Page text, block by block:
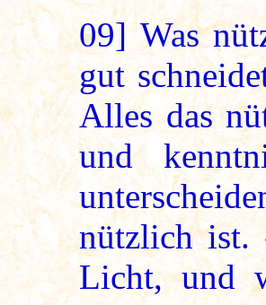
09]Was
gut
Alles das
und
nützlich ist.
Licht, und